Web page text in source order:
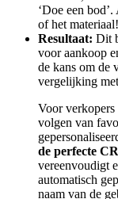
‘Doe een
of het
Resultaat: Dit
voor aankoop
de kans om de
vergelijking
Voor verkopers
volgen van
de perfecte
vereenvoudigt
automatisch
naam van de